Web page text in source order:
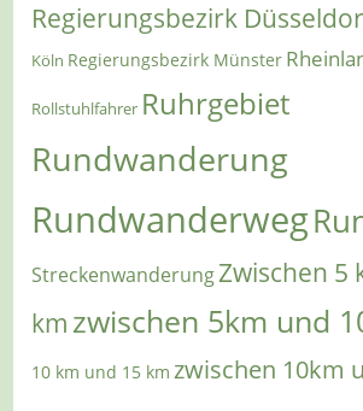
Regierungsbezirk
Köln Regierungsbezirk Münster
Rollstuhlfahrer Ruhrgebiet
Rundwanderung
Rundwanderweg
StreckenwanderungZwischen 5
km zwischen 5km und
10 km und 15 km zwischen 10km